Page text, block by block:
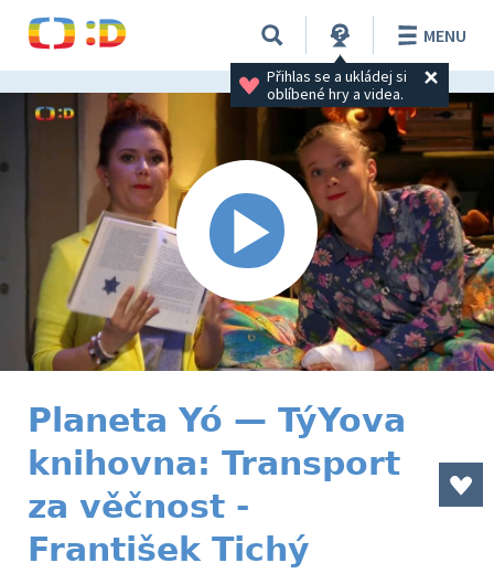
Přihlas se a ukládej si
oblíbené hry a videa.
MENU
Planeta Yó — TýYova
knihovna: Transport
za věčnost -
František Tichý